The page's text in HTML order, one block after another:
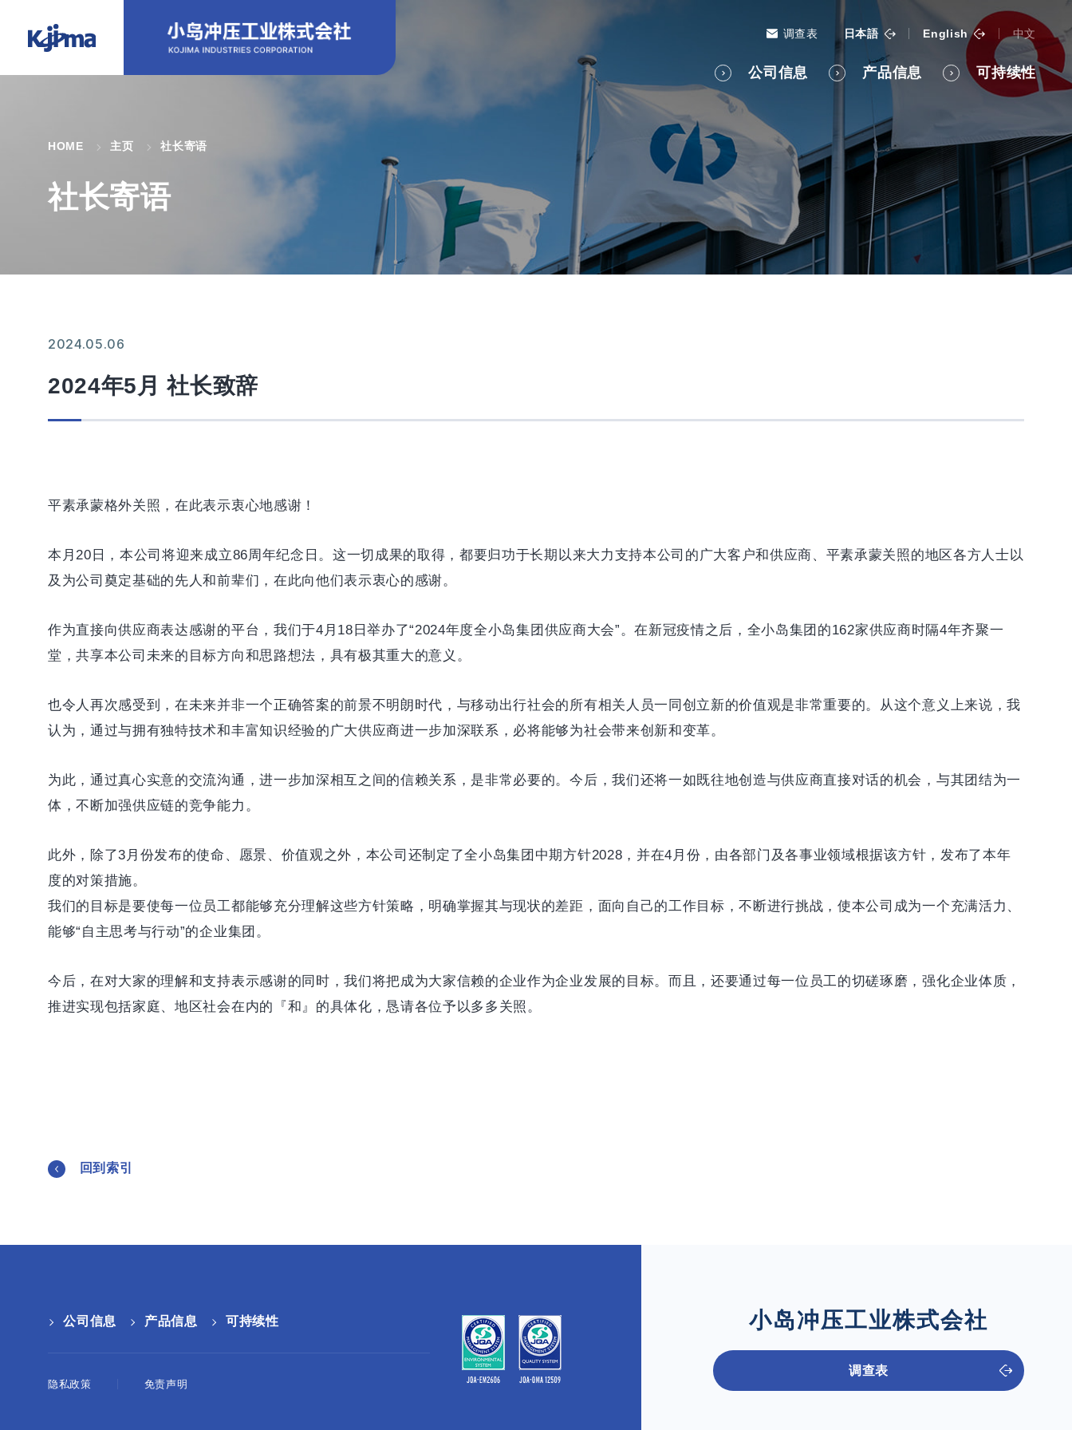
调查表 日本語 English 中文
公司信息 产品信息 可持续性
HOME 主页 社长寄语
社长寄语
2024.05.06
2024年5月 社长致辞
平素承蒙格外关照，在此表示衷心地感谢！
本月20日，本公司将迎来成立86周年纪念日。这一切成果的取得，都要归功于长期以来大力支持本公司的广大客户和供应商、平素承蒙关照的地区各方人士以
及为公司奠定基础的先人和前辈们，在此向他们表示衷心的感谢。
作为直接向供应商表达感谢的平台，我们于4月18日举办了“2024年度全小岛集团供应商大会”。在新冠疫情之后，全小岛集团的162家供应商时隔4年齐聚一
堂，共享本公司未来的目标方向和思路想法，具有极其重大的意义。
也令人再次感受到，在未来并非一个正确答案的前景不明朗时代，与移动出行社会的所有相关人员一同创立新的价值观是非常重要的。从这个意义上来说，我
认为，通过与拥有独特技术和丰富知识经验的广大供应商进一步加深联系，必将能够为社会带来创新和变革。
为此，通过真心实意的交流沟通，进一步加深相互之间的信赖关系，是非常必要的。今后，我们还将一如既往地创造与供应商直接对话的机会，与其团结为一
体，不断加强供应链的竞争能力。
此外，除了3月份发布的使命、愿景、价值观之外，本公司还制定了全小岛集团中期方针2028，并在4月份，由各部门及各事业领域根据该方针，发布了本年
度的对策措施。
我们的目标是要使每一位员工都能够充分理解这些方针策略，明确掌握其与现状的差距，面向自己的工作目标，不断进行挑战，使本公司成为一个充满活力、
能够“自主思考与行动”的企业集团。
今后，在对大家的理解和支持表示感谢的同时，我们将把成为大家信赖的企业作为企业发展的目标。而且，还要通过每一位员工的切磋琢磨，强化企业体质，
推进实现包括家庭、地区社会在内的『和』的具体化，恳请各位予以多多关照。
回到索引
公司信息 产品信息 可持续性
隐私政策 免责声明
小岛冲压工业株式会社
调查表